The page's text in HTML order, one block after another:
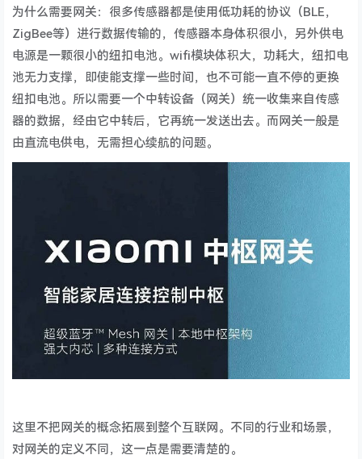
为什么需要网关：很多传感器都是使用低功耗的协议（BLE，
ZigBee等）进行数据传输的，传感器本身体积很小，另外供电
电源是一颗很小的纽扣电池。wifi模块体积大，功耗大，纽扣电
池无力支撑，即使能支撑一些时间，也不可能一直不停的更换
纽扣电池。所以需要一个中转设备（网关）统一收集来自传感
器的数据，经由它中转后，它再统一发送出去。而网关一般是
由直流电供电，无需担心续航的问题。
这里不把网关的概念拓展到整个互联网。不同的行业和场景，
对网关的定义不同，这一点是需要清楚的。